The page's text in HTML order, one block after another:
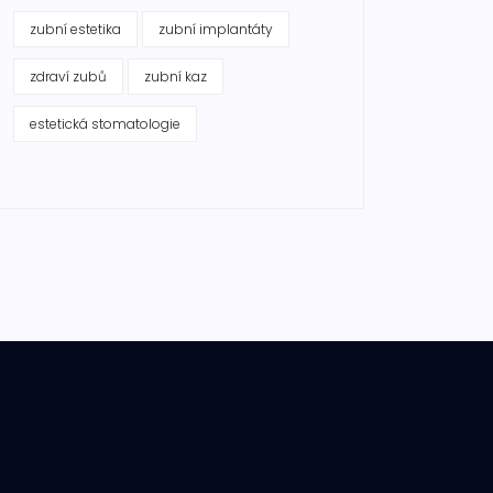
zubní estetika zubní implantáty
zdraví zubů zubní kaz
estetická stomatologie